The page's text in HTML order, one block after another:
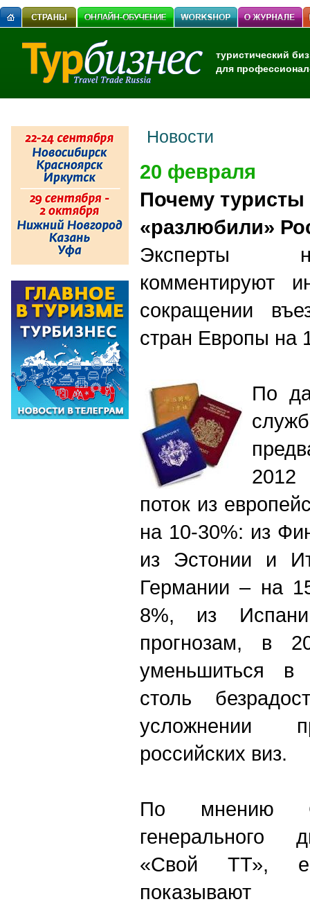
туристический
для
Новости
20 февраля
Почему
«разлюбили»
Эксперты
комментируют
сокращении
стран Европы на
По
2012
поток из
на 10-30%: из
из Эстонии и
Германии – на
8%, из
прогнозам, в
уменьшиться
столь
усложнении
российских виз.
По мнению
генерального
«Свой ТТ»,
показывают